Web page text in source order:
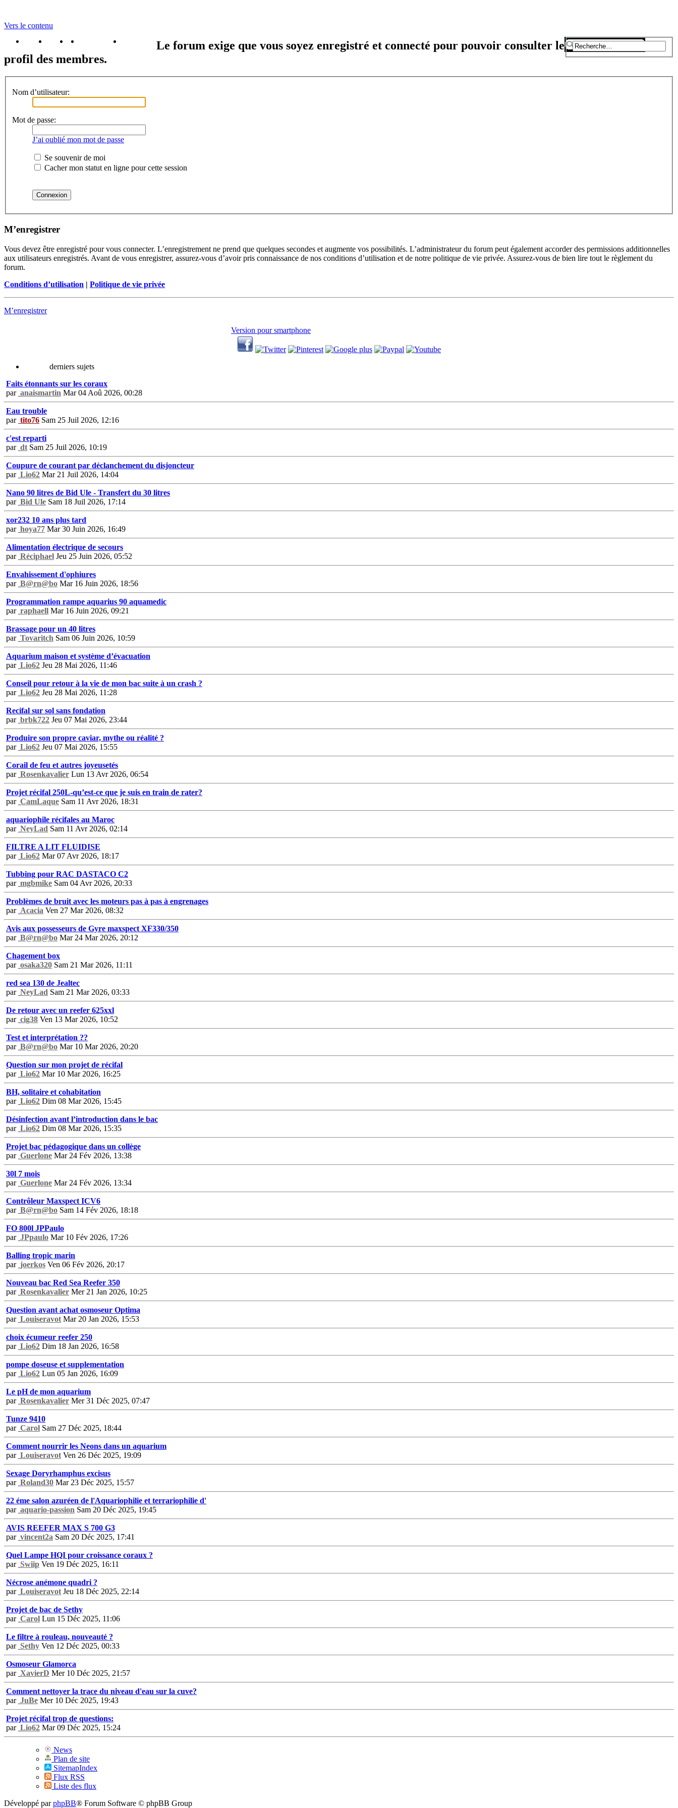
Vers le contenu
portail
forum faq m'enregister
Le forum exige que vous soyez enregistré et connecté pour pouvoir consulter le
profil des membres.
Nom d’utilisateur:
Mot de passe:
J’ai oublié mon mot de passe
Se souvenir de moi
Cacher mon statut en ligne pour cette session
M’enregistrer
Vous devez être enregistré pour vous connecter. L’enregistrement ne prend que quelques secondes et augmente vos possibilités. L’administrateur du forum peut également accorder des permissions additionnelles
aux utilisateurs enregistrés. Avant de vous enregistrer, assurez-vous d’avoir pris connaissance de nos conditions d’utilisation et de notre politique de vie privée. Assurez-vous de bien lire tout le règlement du
forum.
Conditions d’utilisation | Politique de vie privée
M’enregistrer
Version pour smartphone
derniers sujets
Faits étonnants sur les coraux
par anaismartin Mar 04 Aoû 2026, 00:28
Eau trouble
par tito76 Sam 25 Juil 2026, 12:16
c'est reparti
par dt Sam 25 Juil 2026, 10:19
Coupure de courant par déclanchement du disjoncteur
par Lio62 Mar 21 Juil 2026, 14:04
Nano 90 litres de Bid Ule - Transfert du 30 litres
par Bid Ule Sam 18 Juil 2026, 17:14
xor232 10 ans plus tard
par hoya77 Mar 30 Juin 2026, 16:49
Alimentation électrique de secours
par Réciphael Jeu 25 Juin 2026, 05:52
Envahissement d'ophiures
par B@rn@bo Mar 16 Juin 2026, 18:56
Programmation rampe aquarius 90 aquamedic
par raphaell Mar 16 Juin 2026, 09:21
Brassage pour un 40 litres
par Tovaritch Sam 06 Juin 2026, 10:59
Aquarium maison et système d’évacuation
par Lio62 Jeu 28 Mai 2026, 11:46
Conseil pour retour à la vie de mon bac suite à un crash ?
par Lio62 Jeu 28 Mai 2026, 11:28
Recifal sur sol sans fondation
par brbk722 Jeu 07 Mai 2026, 23:44
Produire son propre caviar, mythe ou réalité ?
par Lio62 Jeu 07 Mai 2026, 15:55
Corail de feu et autres joyeusetés
par Rosenkavalier Lun 13 Avr 2026, 06:54
Projet récifal 250L-qu’est-ce que je suis en train de rater?
par CamLaque Sam 11 Avr 2026, 18:31
aquariophile récifales au Maroc
par NeyLad Sam 11 Avr 2026, 02:14
FILTRE A LIT FLUIDISE
par Lio62 Mar 07 Avr 2026, 18:17
Tubbing pour RAC DASTACO C2
par mgbmike Sam 04 Avr 2026, 20:33
Problèmes de bruit avec les moteurs pas à pas à engrenages
par Acacia Ven 27 Mar 2026, 08:32
Avis aux possesseurs de Gyre maxspect XF330/350
par B@rn@bo Mar 24 Mar 2026, 20:12
Chagement box
par osaka320 Sam 21 Mar 2026, 11:11
red sea 130 de Jealtec
par NeyLad Sam 21 Mar 2026, 03:33
De retour avec un reefer 625xxl
par cig38 Ven 13 Mar 2026, 10:52
Test et interprétation ??
par B@rn@bo Mar 10 Mar 2026, 20:20
Question sur mon projet de récifal
par Lio62 Mar 10 Mar 2026, 16:25
BH, solitaire et cohabitation
par Lio62 Dim 08 Mar 2026, 15:45
Désinfection avant l’introduction dans le bac
par Lio62 Dim 08 Mar 2026, 15:35
Projet bac pédagogique dans un collège
par Guerlone Mar 24 Fév 2026, 13:38
30l 7 mois
par Guerlone Mar 24 Fév 2026, 13:34
Contrôleur Maxspect ICV6
par B@rn@bo Sam 14 Fév 2026, 18:18
FO 800l JPPaulo
par JPpaulo Mar 10 Fév 2026, 17:26
Balling tropic marin
par joerkos Ven 06 Fév 2026, 20:17
Nouveau bac Red Sea Reefer 350
par Rosenkavalier Mer 21 Jan 2026, 10:25
Question avant achat osmoseur Optima
par Louiseravot Mar 20 Jan 2026, 15:53
choix écumeur reefer 250
par Lio62 Dim 18 Jan 2026, 16:58
pompe doseuse et supplementation
par Lio62 Lun 05 Jan 2026, 16:09
Le pH de mon aquarium
par Rosenkavalier Mer 31 Déc 2025, 07:47
Tunze 9410
par Carol Sam 27 Déc 2025, 18:44
Comment nourrir les Neons dans un aquarium
par Louiseravot Ven 26 Déc 2025, 19:09
Sexage Doryrhamphus excisus
par Roland30 Mar 23 Déc 2025, 15:57
22 éme salon azuréen de l'Aquariophilie et terrariophilie d'
par aquario-passion Sam 20 Déc 2025, 19:45
AVIS REEFER MAX S 700 G3
par vincent2a Sam 20 Déc 2025, 17:41
Quel Lampe HQI pour croissance coraux ?
par Swiip Ven 19 Déc 2025, 16:11
Nécrose anémone quadri ?
par Louiseravot Jeu 18 Déc 2025, 22:14
Projet de bac de Sethy
par Carol Lun 15 Déc 2025, 11:06
Le filtre à rouleau, nouveauté ?
par Sethy Ven 12 Déc 2025, 00:33
Osmoseur Glamorca
par XavierD Mer 10 Déc 2025, 21:57
Comment nettoyer la trace du niveau d'eau sur la cuve?
par JuBe Mer 10 Déc 2025, 19:43
Projet récifal trop de questions:
par Lio62 Mar 09 Déc 2025, 15:24
News
Plan de site
SitemapIndex
Flux RSS
Liste des flux
Développé parphpBB® Forum Software © phpBB Group